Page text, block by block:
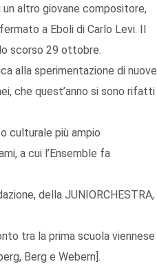
altro giovane compositore,
a Eboli di Carlo Levi. Il
scorso 29 ottobre.
alla sperimentazione di nuove
che quest’anno si sono rifatti
culturale più ampio
a cui l’Ensemble fa
della JUNIORCHESTRA,
tra la prima scuola viennese
Berg e Webern].